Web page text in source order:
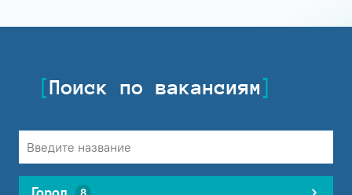
Поиск по вакансиям